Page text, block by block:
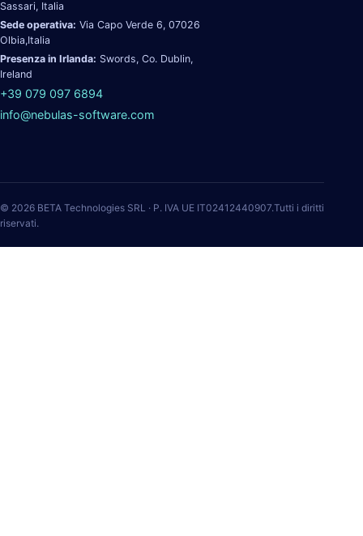
Sassari, Italia
Sede operativa: Via Capo Verde 6, 07026
Olbia,Italia
Presenza in Irlanda: Swords, Co. Dublin,
Ireland
+39 079 097 6894
info@nebulas-software.com
© 2026 BETA Technologies SRL · P. IVA UE IT02412440907.Tutti i diritti
riservati.